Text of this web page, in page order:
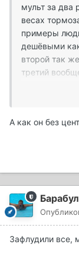
мульт за два
весах
примеры
дешёвыми
второй так
третий
Я же скажу
ровно, на
м.
8-10гр летят
Это с палкой
А как он без
Зафлудили все,